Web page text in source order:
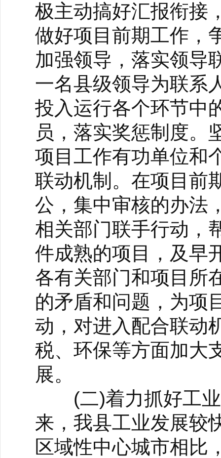
极主动搞好汇报衔接
做好项目前期工作，
加强领导，落实领导
一名县级领导为联系
投入运行各个环节中
员，落实奖惩制度。
项目工作有功单位和
联动机制。在项目前
公，集中审核的办法
相关部门联手行动，
件成熟的项目，及早
各有关部门和项目所
的矛盾和问题，为项
动，对进入配合联动
税、环保等方面加大
展。
(二)着力抓好工业
来，我县工业发展较
区域性中心城市相比